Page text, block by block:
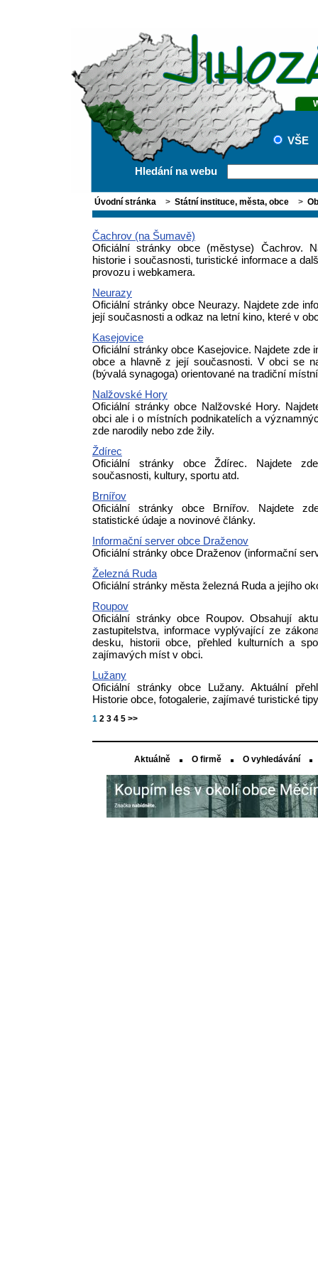
VŠE
Hledání na webu
Úvodní stránka > Státní instituce, města, obce >
Čachrov (na Šumavě)
Oficiální stránky obce (městyse) Čachrov.
historie i současnosti, turistické informace a
provozu i webkamera.
Neurazy
Oficiální stránky obce Neurazy. Najdete zde
její současnosti a odkaz na letní kino, které v
Kasejovice
Oficiální stránky obce Kasejovice. Najdete zde
obce a hlavně z její současnosti. V obci se
(bývalá synagoga) orientované na tradiční
Nalžovské Hory
Oficiální stránky obce Nalžovské Hory.
obci ale i o místních podnikatelích a
zde narodily nebo zde žily.
Ždírec
Oficiální stránky obce Ždírec. Najdete
současnosti, kultury, sportu atd.
Brnířov
Oficiální stránky obce Brnířov. Najdete
statistické údaje a novinové články.
Informační server obce Draženov
Oficiální stránky obce Draženov (informační
Železná Ruda
Oficiální stránky města železná Ruda a jejího
Roupov
Oficiální stránky obce Roupov. Obsahují
zastupitelstva, informace vyplývající ze
desku, historii obce, přehled kulturních a
zajímavých míst v obci.
Lužany
Oficiální stránky obce Lužany. Aktuální
Historie obce, fotogalerie, zajímavé turistické
1 2 3 4 5 >>
Aktuálně O firmě O vyhledávání